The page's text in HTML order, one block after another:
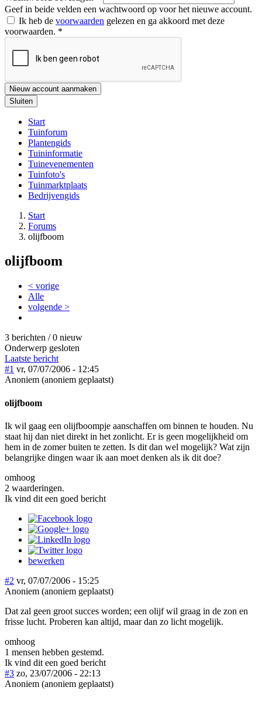
Geef in beide velden een wachtwoord op voor het nieuwe account.
Ik heb de voorwaarden gelezen en ga akkoord met deze
voorwaarden. *
Nieuw account aanmaken
Sluiten
Start
Tuinforum
Plantengids
Tuininformatie
Tuinevenementen
Tuinfoto's
Tuinmarktplaats
Bedrijvengids
Start
Forums
olijfboom
olijfboom
< vorige
Alle
volgende >
3 berichten / 0 nieuw
Onderwerp gesloten
Laatste bericht
#1 vr, 07/07/2006 - 12:45
Anoniem (anoniem geplaatst)
olijfboom
Ik wil gaag een olijfboompje aanschaffen om binnen te houden. Nu
staat hij dan niet direkt in het zonlicht. Er is geen mogelijkheid om
hem in de zomer buiten te zetten. Is dit dan wel mogelijk? Wat zijn
belangrijke dingen waar ik aan moet denken als ik dit doe?
omhoog
2 waarderingen.
Ik vind dit een goed bericht
bewerken
#2 vr, 07/07/2006 - 15:25
Anoniem (anoniem geplaatst)
Dat zal geen groot succes worden; een olijf wil graag in de zon en
frisse lucht. Proberen kan altijd, maar dan zo licht mogelijk.
omhoog
1 mensen hebben gestemd.
Ik vind dit een goed bericht
#3 zo, 23/07/2006 - 22:13
Anoniem (anoniem geplaatst)